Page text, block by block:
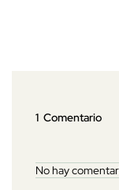
1 Comentario
No hay